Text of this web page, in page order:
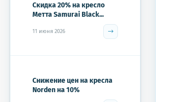
Скидка 20% на кресло
Метта Samurai Black...
11 июня 2026
Снижение цен на кресла
Norden на 10%